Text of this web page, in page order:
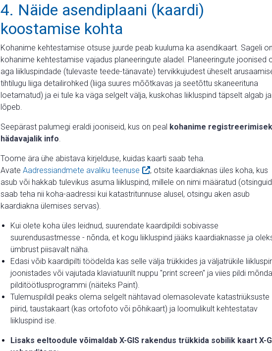
4. Näide asendiplaani (kaardi)
koostamise kohta
Kohanime kehtestamise otsuse juurde peab kuuluma ka asendikaart. Sageli on
kohanime kehtestamise vajadus planeeringute aladel. Planeeringute joonised
aga liikluspindade (tulevaste teede-tänavate) tervikkujudest üheselt
tihtilugu liiga detailirohked (liiga suures mõõtkavas ja seetõttu skaneeri­tuna
loetamatud) ja ei tule ka väga selgelt välja, kuskohas liikluspind täpselt algab ja
lõpeb.
Seepärast palumegi eraldi jooniseid, kus on peal kohanime
häda­vajalik info.
Toome ära ühe abistava kirjelduse, kuidas kaarti saab teha.
Avate Aadressiandmete avaliku teenuse
, otsite kaardiaknas üles koha, kus
asub või hakkab tulevikus asuma liikluspind, millele on nimi määratud (otsinguid
saab teha nii koha-aadressi kui katastritunnuse alusel, otsingu aken asub
kaardiakna ülemises servas).
Kui olete koha üles leidnud, suurendate kaardipildi sobivasse
suurendusastmesse - nõnda, et kogu liikluspind jääks kaardiaknasse ja
ümbrust piisavalt näha.
Edasi võib kaardipilti töödelda kas selle välja trükkides ja väljatrükile
joonistades või vajutada klaviatuurilt nuppu "print screen" ja viies pildi mõnda
pilditöötlusprogrammi (näiteks Paint).
Tulemuspildil peaks olema selgelt nähtavad olemasolevate katastriüksuste
piirid, taustakaart (kas ortofoto või põhikaart) ja loomulikult kehtestatav
liikluspind ise.
Lisaks eeltoodule võimaldab X-GIS rakendus trükkida sobilik kaart X-